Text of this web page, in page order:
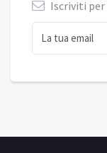
Iscriviti